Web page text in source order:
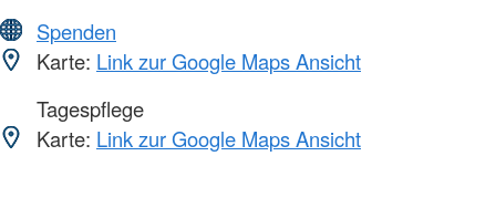
Spenden
Karte: Link zur Google Maps Ansicht
Tagespflege
Karte: Link zur Google Maps Ansicht